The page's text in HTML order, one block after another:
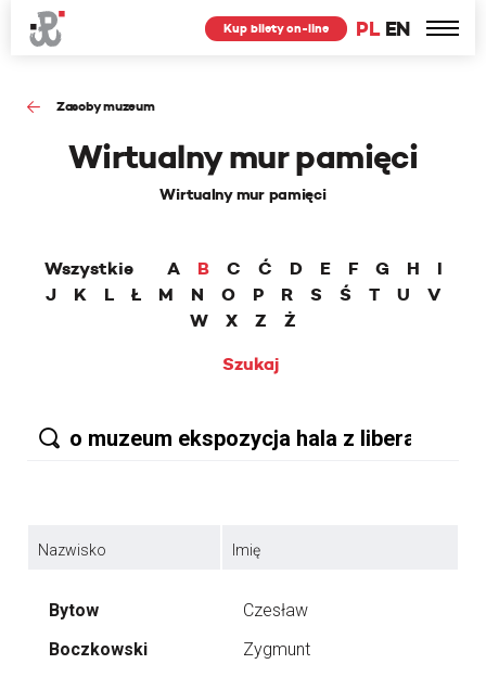
PL EN
Kup bilety on-line
Zasoby muzeum
Wirtualny mur pamięci
Wirtualny mur pamięci
Wszystkie A B C Ć D E F G H
I
J
K L Ł M N O P R S Ś T U
V
W
X Z
Ż
Szukaj
Nazwisko Imię
Bytow
Czesław
Boczkowski
Zygmunt